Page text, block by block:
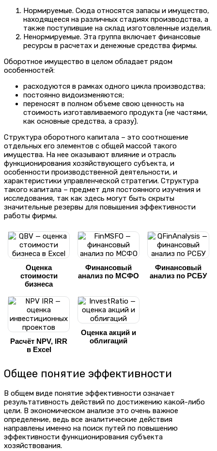
Нормируемые. Сюда относятся запасы и имущество,
находящееся на различных стадиях производства, а
также поступившие на склад изготовленные изделия.
Ненормируемые. Эта группа включает финансовые
ресурсы в расчетах и денежные средства фирмы.
Оборотное имущество в целом обладает рядом
особенностей:
расходуются в рамках одного цикла производства;
постоянно видоизменяются;
переносят в полном объеме свою ценность на
стоимость изготавливаемого продукта (не частями,
как основные средства, а сразу).
Структура оборотного капитала – это соотношение
отдельных его элементов с общей массой такого
имущества. На нее оказывают влияние и отрасль
функционирования хозяйствующего субъекта, и
особенности производственной деятельности, и
характеристики управленческой стратегии. Структура
такого капитала – предмет для постоянного изучения и
исследования, так как здесь могут быть скрыты
значительные резервы для повышения эффективности
работы фирмы.
Оценка
стоимости
бизнеса
Финансовый
анализ по МСФО
Финансовый
анализ по РСБУ
Расчёт NPV, IRR
в Excel
Оценка акций и
облигаций
Общее понятие эффективности
В общем виде понятие эффективности означает
результативность действий по достижению какой-либо
цели. В экономическом анализе это очень важное
определение, ведь все аналитические действия
направлены именно на поиск путей по повышению
эффективности функционирования субъекта
хозяйствования.